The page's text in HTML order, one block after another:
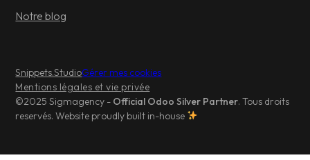
Notre blog
©2025 Sigmagency - Official Odoo Silver Partner. Tous droits
reservés. Website proudly built in-house
Snippets.StudioGérer mes cookies
Mentions légales et vie privée